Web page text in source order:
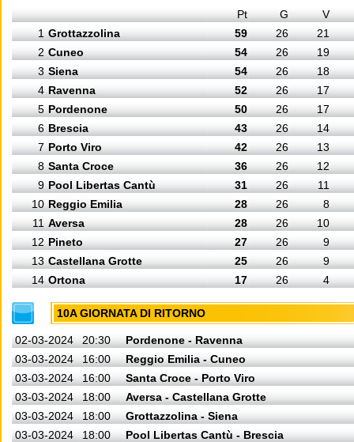
Pt G
V
1 Grottazzolina 59 26
21
2 Cuneo 54 26
19
3 Siena 54 26
18
4 Ravenna 52 26
17
5 Pordenone 50 26
17
6 Brescia 43 26
14
7 Porto Viro 42 26
13
8 Santa Croce 36 26
12
9 Pool Libertas Cantù 31 26
11
10 Reggio Emilia 28 26
8
11 Aversa 28 26
10
12 Pineto 27 26
9
13 Castellana Grotte 25 26
9
14 Ortona 17 26 4
10A GIORNATA DI RITORNO
02-03-2024 20:30
Pordenone - Ravenna
03-03-2024
16:00
Reggio Emilia - Cuneo
03-03-2024
16:00
Santa Croce - Porto Viro
03-03-2024
18:00
Aversa - Castellana Grotte
03-03-2024
18:00
Grottazzolina - Siena
03-03-2024
18:00
Pool Libertas Cantù - Brescia